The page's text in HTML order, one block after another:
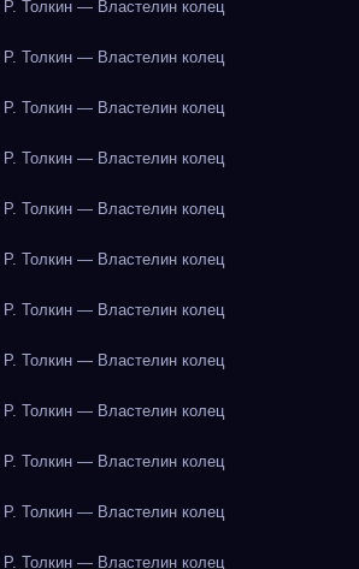
Толкин — Властелин колец
Толкин — Властелин колец
Толкин — Властелин колец
Толкин — Властелин колец
Толкин — Властелин колец
Толкин — Властелин колец
Толкин — Властелин колец
Толкин — Властелин колец
Толкин — Властелин колец
Толкин — Властелин колец
Толкин — Властелин колец
Толкин — Властелин колец